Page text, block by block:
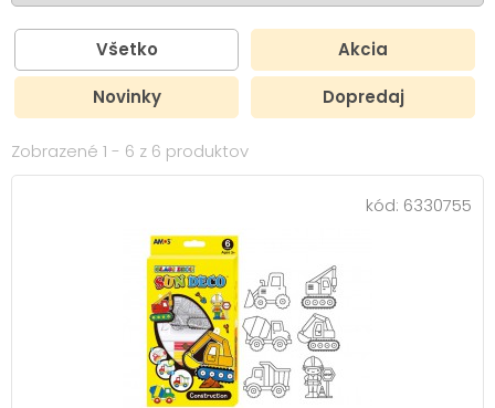
Všetko Akcia
Novinky Dopredaj
Zobrazené 1 - 6 z 6 produktov
kód: 6330755